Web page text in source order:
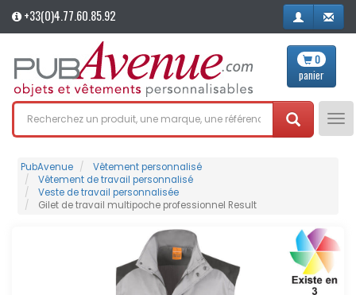
+33(0)4.77.60.85.92
0
panier
PubAvenue
Vêtement personnalisé
Vêtement de travail personnalisé
Veste de travail personnalisée
Gilet de travail multipoche professionnel Result